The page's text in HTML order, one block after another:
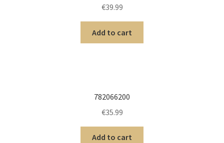
€39.99
Add to cart
782066200
€35.99
Add to cart